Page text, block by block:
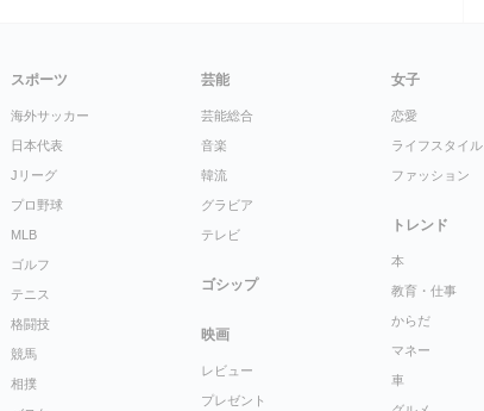
スポーツ
海外サッカー
日本代表
Jリーグ
プロ野球
MLB
ゴルフ
テニス
格闘技
競馬
相撲
芸能
芸能総合
音楽
韓流
グラビア
テレビ
ゴシップ
映画
レビュー
プレゼント
女子
恋愛
ライフスタイル
ファッション
トレンド
本
教育・仕事
からだ
マネー
車